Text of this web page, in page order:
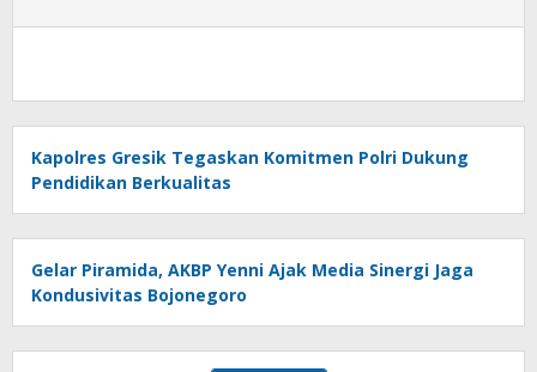
Kapolres Gresik Tegaskan Komitmen Polri Dukung
Pendidikan Berkualitas
Gelar Piramida, AKBP Yenni Ajak Media Sinergi Jaga
Kondusivitas Bojonegoro